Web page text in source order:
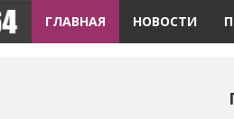
ГЛАВНАЯ НОВОСТИ